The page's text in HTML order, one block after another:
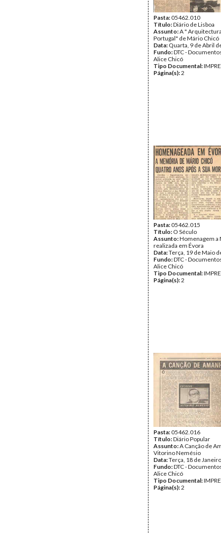
Pasta:05462.010
Título:Diário de Lisboa
Assunto:A "
Portugal" de Mário Chicó
Data: Quarta, 9 de Abril
Fundo:DTC -
Alice Chicó
Tipo Documental:
Página(s):2
Pasta:05462.015
Título: O Século
Assunto:Homenagem a
realizada em Évora
Data:Terça, 19 de Maio
Fundo:DTC -
Alice Chicó
Tipo Documental:
Página(s):2
Pasta:05462.016
Título:Diário Popular
Assunto:A Canção de
Vitorino Nemésio
Data:Terça, 18 de
Fundo:DTC -
Alice Chicó
Tipo Documental:
Página(s):2